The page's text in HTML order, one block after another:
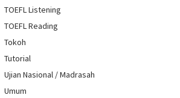
TOEFL Listening
TOEFL Reading
Tokoh
Tutorial
Ujian Nasional / Madrasah
Umum